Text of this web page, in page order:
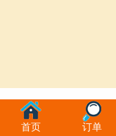
首页 订单